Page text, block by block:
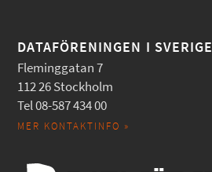
DATAFÖRENINGEN I SVERIGE
Fleminggatan 7
112 26 Stockholm
Tel 08-587 434 00
MER KONTAKTINFO »